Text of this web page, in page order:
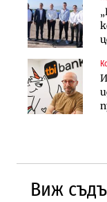
Виж